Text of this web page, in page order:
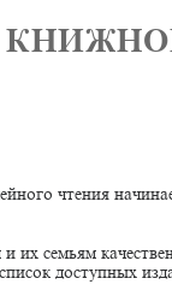
чтения
их семьям
доступных